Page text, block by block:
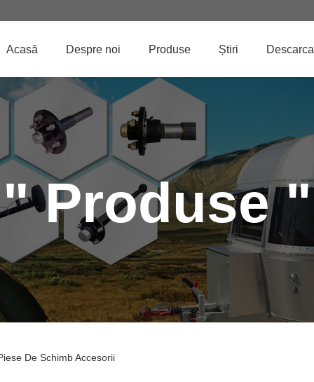
Acasă Despre noi Produse Știri Descarca
" Produse "
De Schimb Accesorii